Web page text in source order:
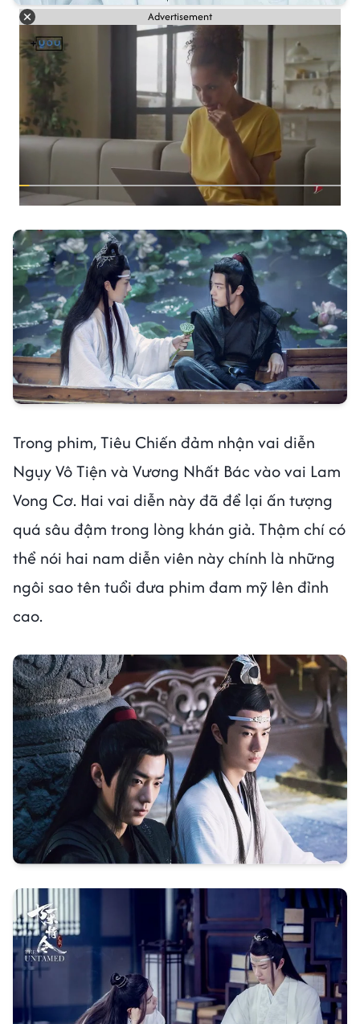
Advertisement
Trong phim, Tiêu Chiến đảm nhận vai diễn
Ngụy Vô Tiện và Vương Nhất Bác vào vai Lam
Vong Cơ. Hai vai diễn này đã để lại ấn tượng
quá sâu đậm trong lòng khán giả. Thậm chí có
thể nói hai nam diễn viên này chính là những
ngôi sao tên tuổi đưa phim đam mỹ lên đỉnh
cao.